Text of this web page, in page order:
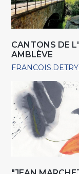
CANTONS DE
AMBLÈVE
FRANCOIS.DETRY